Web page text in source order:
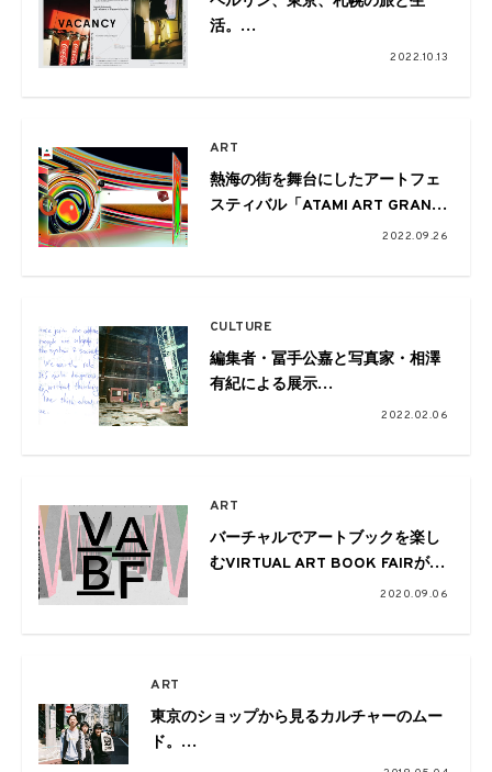
活。
エディター冨手公嘉と写真家・相
2022.10.13
ART
熱海の街を舞台にしたアートフェ
スティバル「ATAMI ART GRANT
2022」が開催。50組のアーティ
ーマに創造する
2022.09.26
CULTURE
編集者・冨手公嘉と写真家・相澤
有紀による展示
「VACANCE/VACANCY」が下北
2022.02.06
ART
バーチャルでアートブックを楽し
むVIRTUAL ART BOOK FAIRが開
2020.09.06
ART
東京のショップから見るカルチャーのムー
ド。
VOILLD×commune×SUPPLY/BACKDOOR